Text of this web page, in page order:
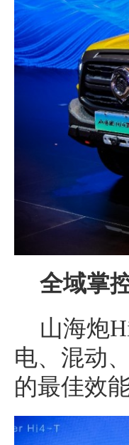
全域掌
山海炮
电、混动
的最佳效